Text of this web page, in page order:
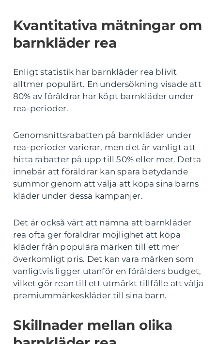
Kvantitativa mätningar om
barnkläder rea
Enligt statistik har barnkläder rea blivit
alltmer populärt. En undersökning visade att
80% av föräldrar har köpt barnkläder under
rea-perioder.
Genomsnittsrabatten på barnkläder under
rea-perioder varierar, men det är vanligt att
hitta rabatter på upp till 50% eller mer. Detta
innebär att föräldrar kan spara betydande
summor genom att välja att köpa sina barns
kläder under dessa kampanjer.
Det är också värt att nämna att barnkläder
rea ofta ger föräldrar möjlighet att köpa
kläder från populära märken till ett mer
överkomligt pris. Det kan vara märken som
vanligtvis ligger utanför en förälders budget,
vilket gör rean till ett utmärkt tillfälle att välja
premiummärkeskläder till sina barn.
Skillnader mellan olika